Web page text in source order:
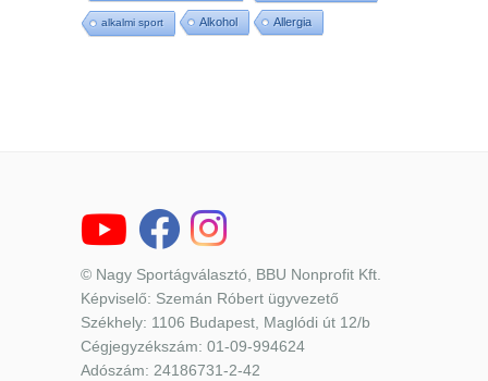
alkalmi sport Alkohol Allergia
© Nagy Sportágválasztó, BBU Nonprofit Kft.
Képviselő: Szemán Róbert ügyvezető
Székhely: 1106 Budapest, Maglódi út 12/b
Cégjegyzékszám: 01-09-994624
Adószám: 24186731-2-42